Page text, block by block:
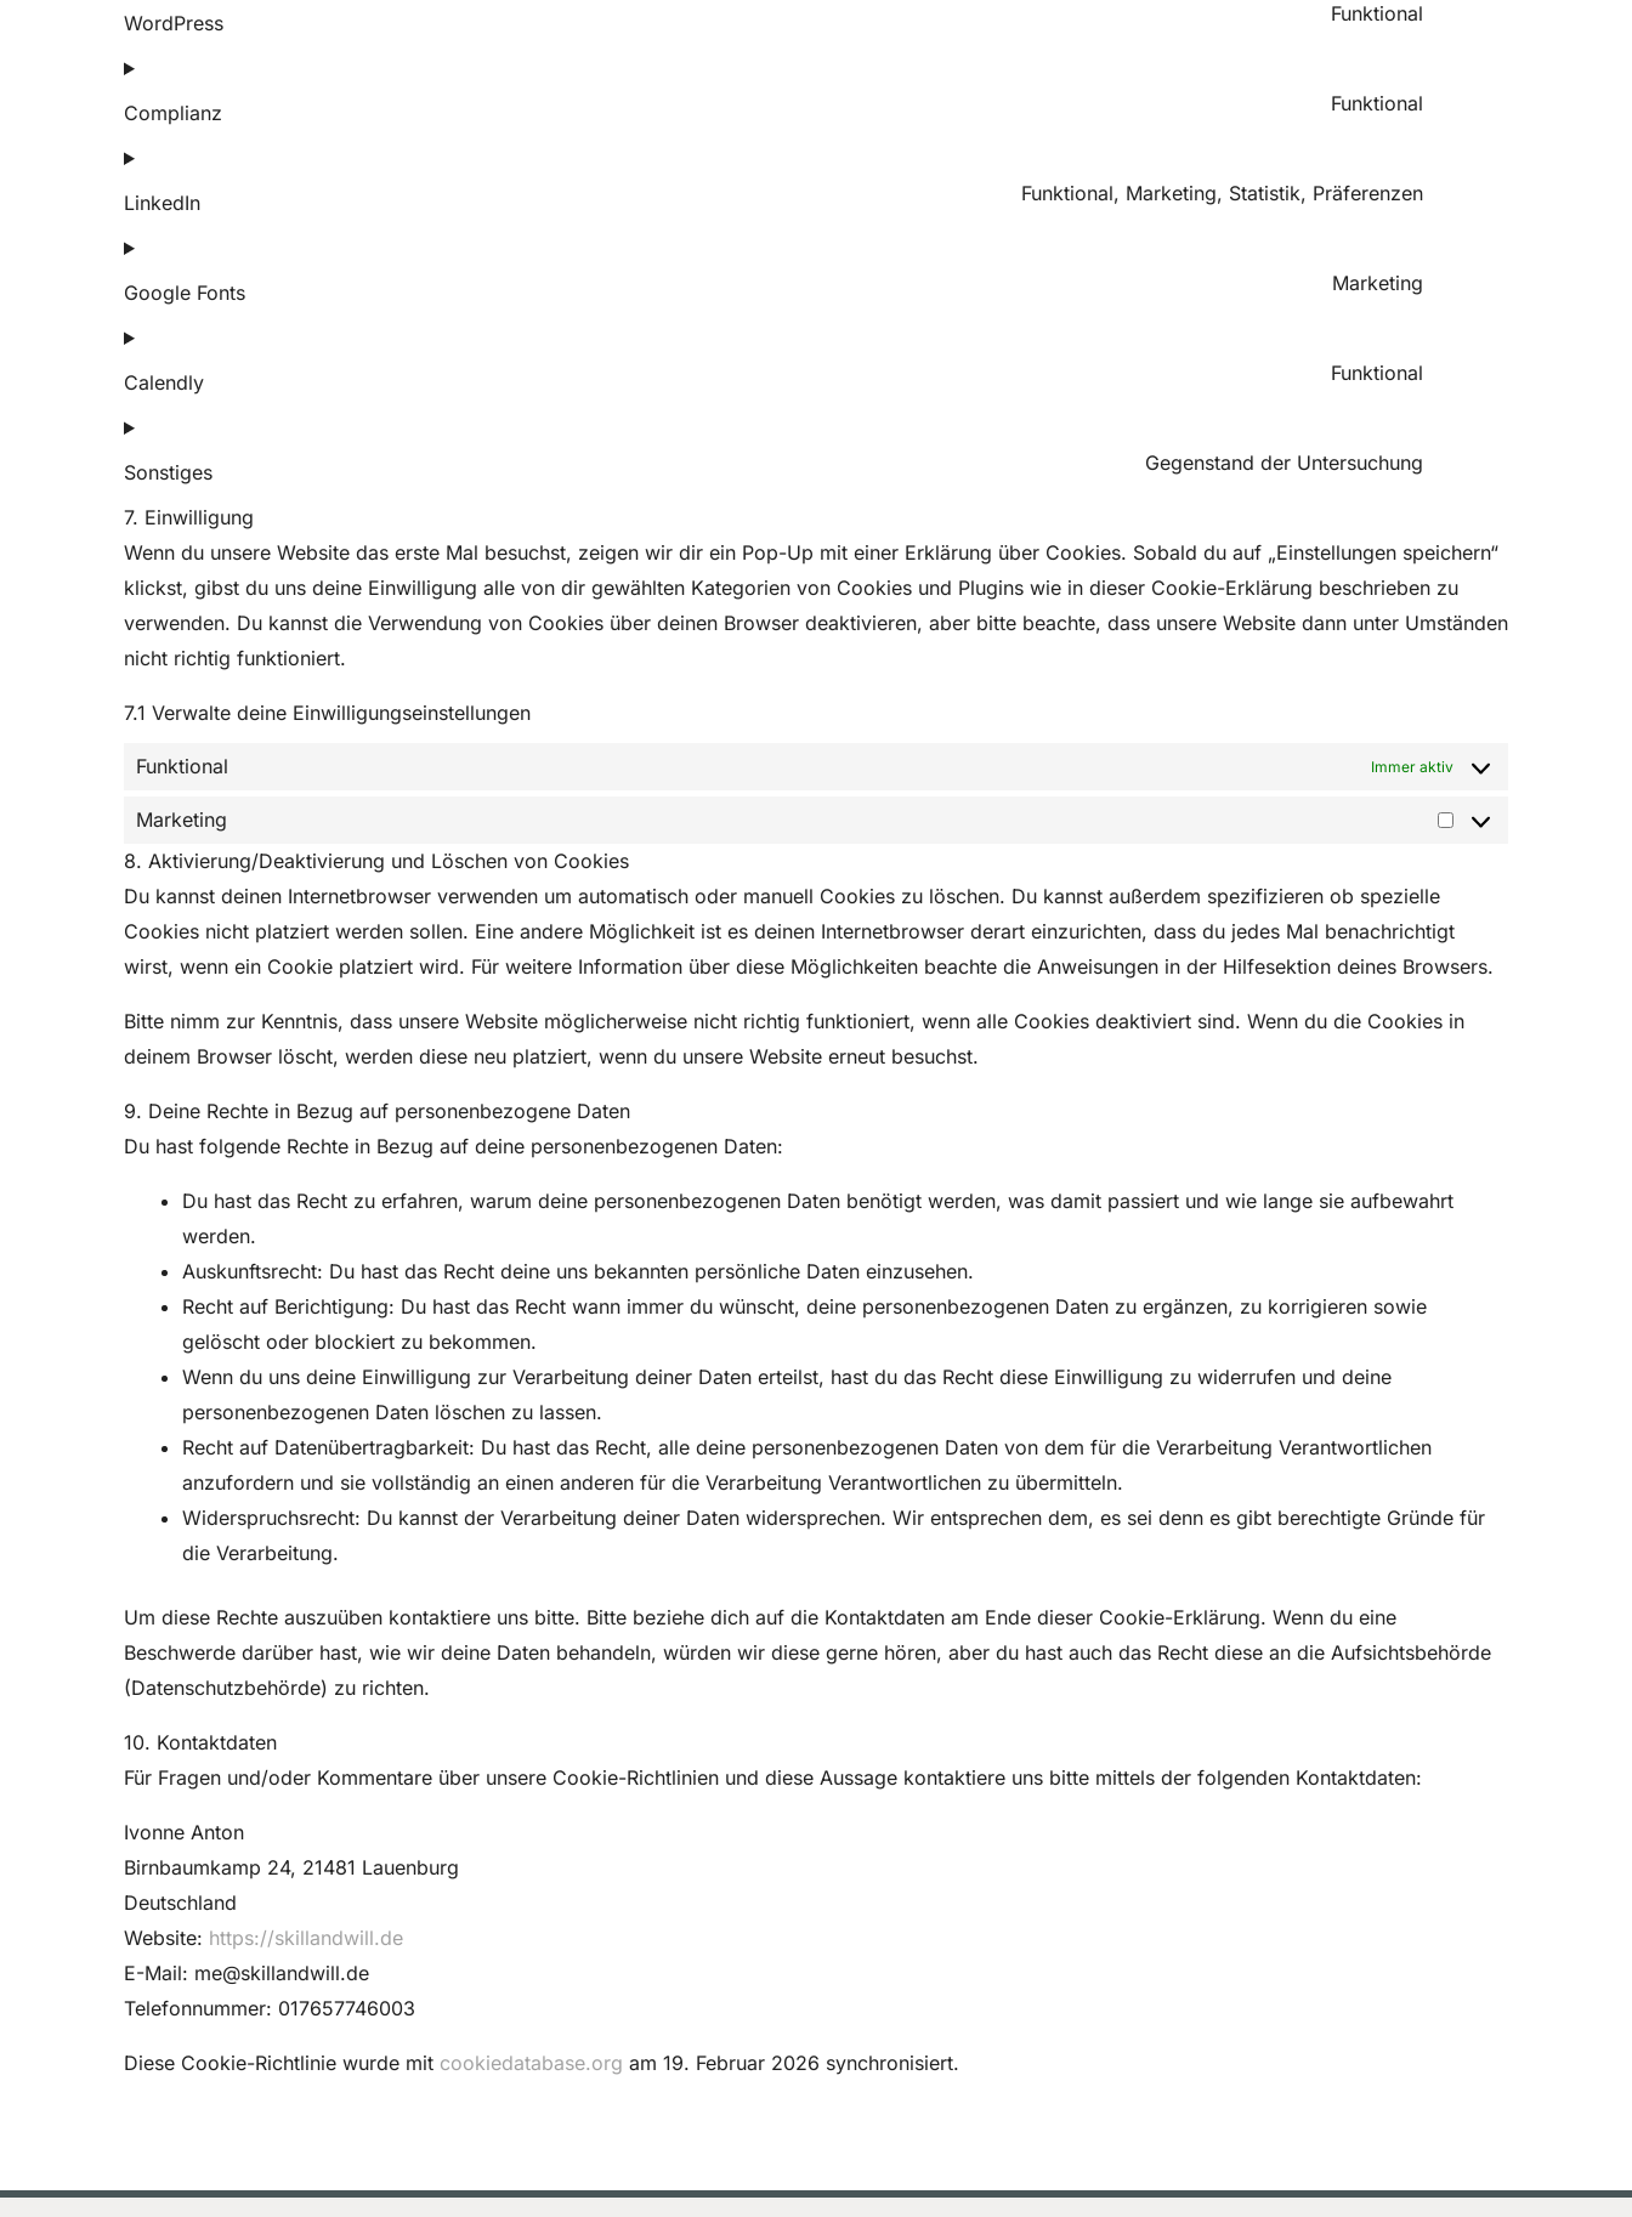
WordPress Funktional
Complianz Funktional
LinkedIn Funktional, Marketing, Statistik, Präferenzen
Google Fonts Marketing
Calendly Funktional
Sonstiges Gegenstand der Untersuchung
7. Einwilligung
Wenn du unsere Website das erste Mal besuchst, zeigen wir dir ein Pop-Up mit einer Erklärung über Cookies. Sobald du auf „Einstellungen speichern“
klickst, gibst du uns deine Einwilligung alle von dir gewählten Kategorien von Cookies und Plugins wie in dieser Cookie-Erklärung beschrieben zu
verwenden. Du kannst die Verwendung von Cookies über deinen Browser deaktivieren, aber bitte beachte, dass unsere Website dann unter Umständen
nicht richtig funktioniert.
7.1 Verwalte deine Einwilligungseinstellungen
Funktional Immer aktiv
Marketing
8. Aktivierung/Deaktivierung und Löschen von Cookies
Du kannst deinen Internetbrowser verwenden um automatisch oder manuell Cookies zu löschen. Du kannst außerdem spezifizieren ob spezielle
Cookies nicht platziert werden sollen. Eine andere Möglichkeit ist es deinen Internetbrowser derart einzurichten, dass du jedes Mal benachrichtigt
wirst, wenn ein Cookie platziert wird. Für weitere Information über diese Möglichkeiten beachte die Anweisungen in der Hilfesektion deines Browsers.
Bitte nimm zur Kenntnis, dass unsere Website möglicherweise nicht richtig funktioniert, wenn alle Cookies deaktiviert sind. Wenn du die Cookies in
deinem Browser löscht, werden diese neu platziert, wenn du unsere Website erneut besuchst.
9. Deine Rechte in Bezug auf personenbezogene Daten
Du hast folgende Rechte in Bezug auf deine personenbezogenen Daten:
Du hast das Recht zu erfahren, warum deine personenbezogenen Daten benötigt werden, was damit passiert und wie lange sie aufbewahrt
werden.
Auskunftsrecht: Du hast das Recht deine uns bekannten persönliche Daten einzusehen.
Recht auf Berichtigung: Du hast das Recht wann immer du wünscht, deine personenbezogenen Daten zu ergänzen, zu korrigieren sowie
gelöscht oder blockiert zu bekommen.
Wenn du uns deine Einwilligung zur Verarbeitung deiner Daten erteilst, hast du das Recht diese Einwilligung zu widerrufen und deine
personenbezogenen Daten löschen zu lassen.
Recht auf Datenübertragbarkeit: Du hast das Recht, alle deine personenbezogenen Daten von dem für die Verarbeitung Verantwortlichen
anzufordern und sie vollständig an einen anderen für die Verarbeitung Verantwortlichen zu übermitteln.
Widerspruchsrecht: Du kannst der Verarbeitung deiner Daten widersprechen. Wir entsprechen dem, es sei denn es gibt berechtigte Gründe für
die Verarbeitung.
Um diese Rechte auszuüben kontaktiere uns bitte. Bitte beziehe dich auf die Kontaktdaten am Ende dieser Cookie-Erklärung. Wenn du eine
Beschwerde darüber hast, wie wir deine Daten behandeln, würden wir diese gerne hören, aber du hast auch das Recht diese an die Aufsichtsbehörde
(Datenschutzbehörde) zu richten.
10. Kontaktdaten
Für Fragen und/oder Kommentare über unsere Cookie-Richtlinien und diese Aussage kontaktiere uns bitte mittels der folgenden Kontaktdaten:
Ivonne Anton
Birnbaumkamp 24, 21481 Lauenburg
Deutschland
Website: https://skillandwill.de
E-Mail: me@skillandwill.de
Telefonnummer: 017657746003
Diese Cookie-Richtlinie wurde mit cookiedatabase.org am 19. Februar 2026 synchronisiert.